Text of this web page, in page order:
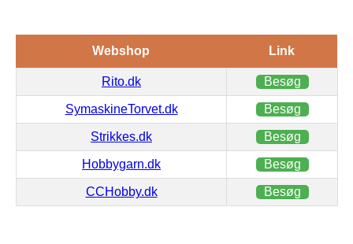
Webshop Link
Rito.dk Besøg
SymaskineTorvet.dk Besøg
Strikkes.dk Besøg
Hobbygarn.dk Besøg
CCHobby.dk Besøg